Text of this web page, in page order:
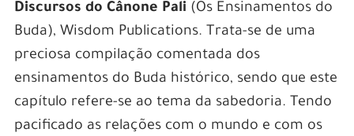
Discursos do Cânone Pali (Os Ensinamentos do
Buda), Wisdom Publications. Trata-se de uma
preciosa compilação comentada dos
ensinamentos do Buda histórico, sendo que este
capítulo refere-se ao tema da sabedoria. Tendo
pacificado as relações com o mundo e com os